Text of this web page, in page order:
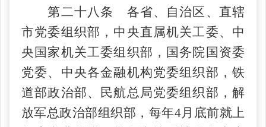
第二十八条 各省、自治区、直辖
市党委组织部，中央直属机关工委、中
央国家机关工委组织部，国务院国资委
党委、中央各金融机构党委组织部，铁
道部政治部、民航总局党委组织部，解
放军总政治部组织部，每年4月底前就上